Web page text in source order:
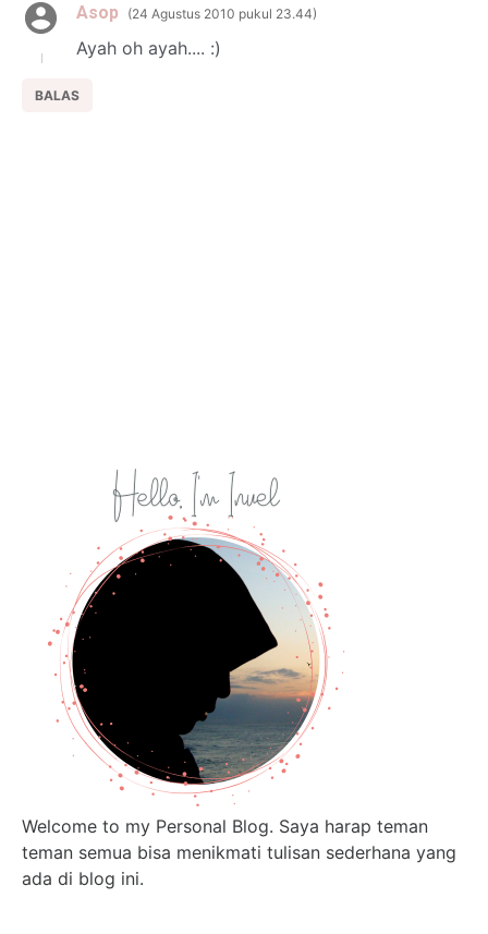
Asop 24 Agustus 2010 pukul 23.44
Ayah oh ayah.... :)
BALAS
Welcome to my Personal Blog. Saya harap teman
teman semua bisa menikmati tulisan sederhana yang
ada di blog ini.